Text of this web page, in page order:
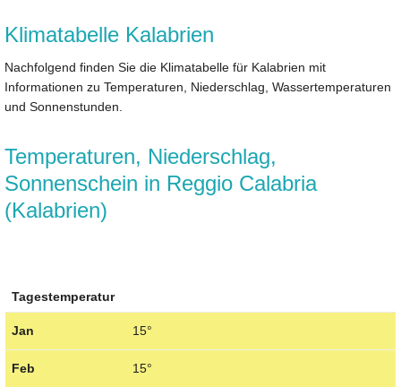
Klimatabelle Kalabrien
Nachfolgend finden Sie die Klimatabelle für Kalabrien mit
Informationen zu Temperaturen, Niederschlag, Wassertemperaturen
und Sonnenstunden.
Temperaturen, Niederschlag,
Sonnenschein in Reggio Calabria
(Kalabrien)
Tagestemperatur
Jan 15°
Feb 15°